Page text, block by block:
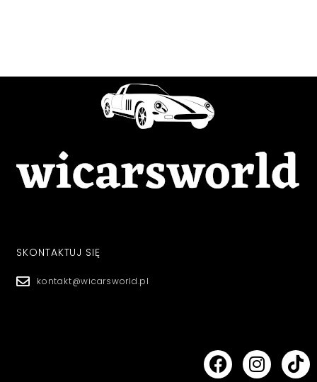
SKONTAKTUJ SIĘ
kontakt@wicarsworld.pl